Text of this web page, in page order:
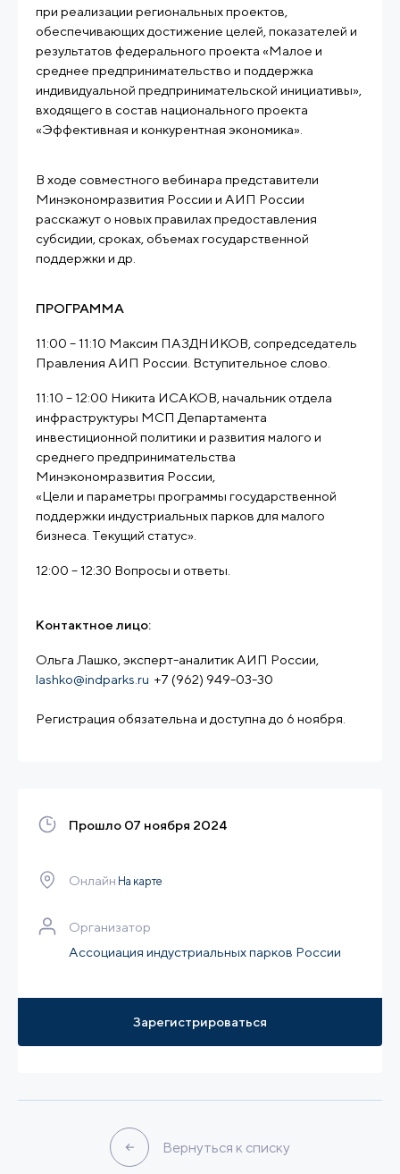
при реализации региональных проектов,
обеспечивающих достижение целей, показателей и
результатов федерального проекта «Малое и
среднее предпринимательство и поддержка
индивидуальной предпринимательской инициативы»,
входящего в состав национального проекта
«Эффективная и конкурентная экономика».
В ходе совместного вебинара представители
Минэкономразвития России и АИП России
расскажут о новых правилах предоставления
субсидии, сроках, объемах государственной
поддержки и др.
ПРОГРАММА
11:00 – 11:10 Максим ПАЗДНИКОВ, сопредседатель
Правления АИП России. Вступительное слово.
11:10 – 12:00 Никита ИСАКОВ, начальник отдела
инфраструктуры МСП Департамента
инвестиционной политики и развития малого и
среднего предпринимательства
Минэкономразвития России,
«Цели и параметры программы государственной
поддержки индустриальных парков для малого
бизнеса. Текущий статус».
12:00 – 12:30 Вопросы и ответы.
Контактное лицо:
Ольга Лашко, эксперт-аналитик АИП России,
lashko@indparks.ru +7 (962) 949-03-30
Регистрация обязательна и доступна до 6 ноября.
Прошло 07 ноября 2024
Онлайн На карте
Организатор
Ассоциация индустриальных парков России
Зарегистрироваться
Вернуться к списку